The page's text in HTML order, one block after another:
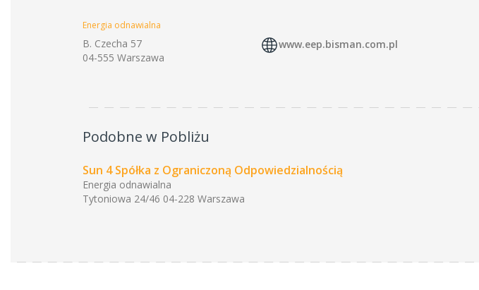
Energia odnawialna
B. Czecha 57
04-555 Warszawa
www.eep.bisman.com.pl
Podobne w Pobliżu
Sun 4 Spółka z Ograniczoną Odpowiedzialnością
Energia odnawialna
Tytoniowa 24/46 04-228 Warszawa